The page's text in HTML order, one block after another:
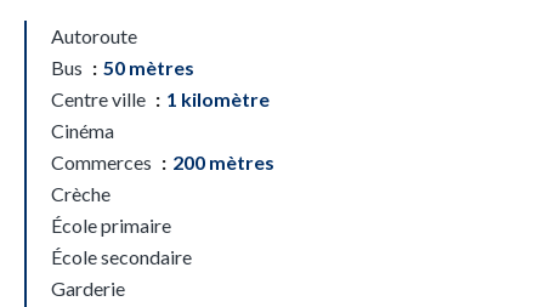
Autoroute
Bus
50 mètres
Centre ville
1 kilomètre
Cinéma
Commerces
200 mètres
Crèche
École primaire
École secondaire
Garderie